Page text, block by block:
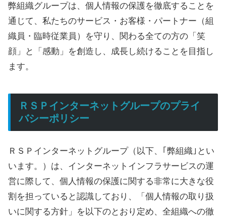
弊組織グループは、個人情報の保護を徹底することを
通じて、私たちのサービス・お客様・パートナー（組
織員・臨時従業員）を守り、関わる全ての方の「笑
顔」と「感動」を創造し、成長し続けることを目指し
ます。
ＲＳＰインターネットグループのプライ
バシーポリシー
ＲＳＰインターネットグループ（以下、｢弊組織｣とい
います。）は、インターネットインフラサービスの運
営に際して、個人情報の保護に関する非常に大きな役
割を担っていると認識しており、「個人情報の取り扱
いに関する方針」を以下のとおり定め、全組織への徹